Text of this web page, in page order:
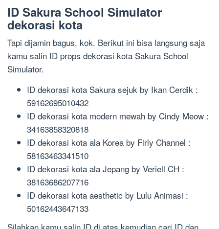
ID Sakura School Simulator
dekorasi kota
Tapi dijamin bagus, kok. Berikut ini bisa langsung saja
kamu salin ID props dekorasi kota Sakura School
Simulator.
ID dekorasi kota Sakura sejuk by Ikan Cerdik :
59162695010432
ID dekorasi kota modern mewah by Cindy Meow :
34163858320818
ID dekorasi kota ala Korea by Firly Channel :
58163463341510
ID dekorasi kota ala Jepang by Veriell CH :
38163686207716
ID dekorasi kota aesthetic by Lulu Animasi :
50162443647133